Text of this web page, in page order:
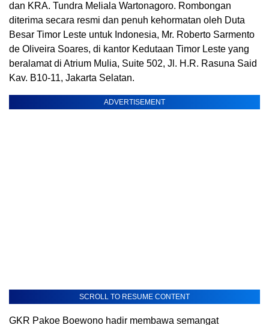
dan KRA. Tundra Meliala Wartonagoro. Rombongan
diterima secara resmi dan penuh kehormatan oleh Duta
Besar Timor Leste untuk Indonesia, Mr. Roberto Sarmento
de Oliveira Soares, di kantor Kedutaan Timor Leste yang
beralamat di Atrium Mulia, Suite 502, Jl. H.R. Rasuna Said
Kav. B10-11, Jakarta Selatan.
ADVERTISEMENT
SCROLL TO RESUME CONTENT
GKR Pakoe Boewono hadir membawa semangat